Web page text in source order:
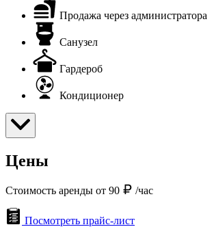
Продажа через администратора
Санузел
Гардероб
Кондиционер
Цены
Стоимость аренды от 90 /час
Посмотреть прайс-лист